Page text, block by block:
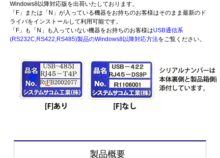
Windows8以降対応版を出荷いたしております。
「F」または「N」が入っている機器をお持ちのお客様はそのまま最新のド
ライバをインストールして利用可能です。
「F」も「N」も入っていない機器をお持ちのお客様はUSB通信系
(RS232C,RS422,RS485)製品のWindows8以降対応方法をご覧ください。
製品概要